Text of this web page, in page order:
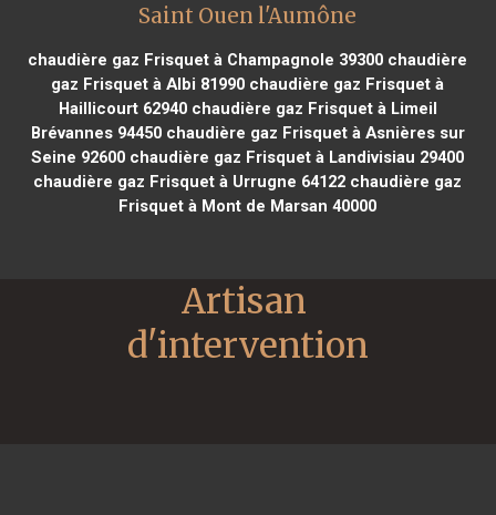
Saint Ouen l'Aumône
chaudière gaz Frisquet à Champagnole 39300 chaudière
gaz Frisquet à Albi 81990 chaudière gaz Frisquet à
Haillicourt 62940chaudière gaz Frisquet à Limeil
Brévannes 94450chaudière gaz Frisquet à Asnières sur
Seine 92600 chaudière gaz Frisquet à Landivisiau 29400
chaudière gaz Frisquet à Urrugne 64122 chaudière gaz
Frisquet à Mont de Marsan 40000
Artisan
d'intervention